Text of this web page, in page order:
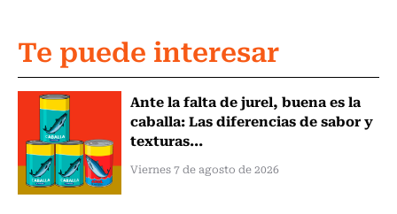
Te puede interesar
Ante la falta de jurel, buena es la
caballa: Las diferencias de sabor y
texturas...
Viernes 7 de agosto de 2026